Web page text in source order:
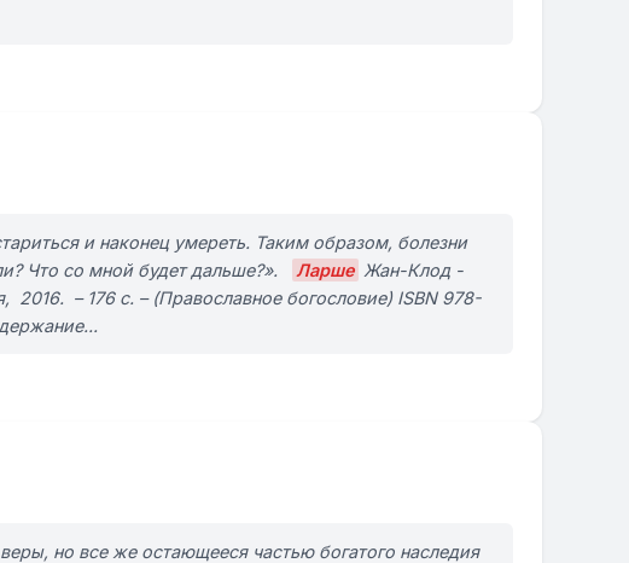
и наконец умереть. Таким образом, болезни
Что со мной будет дальше?».
Ларше Жан-Клод -
– 176 с. – (Православное богословие) ISBN 978-
но все же остающееся частью богатого наследия